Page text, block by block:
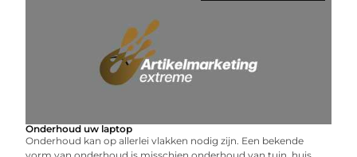
Onderhoud uw laptop
Onderhoud kan op allerlei vlakken nodig zijn. Een bekende